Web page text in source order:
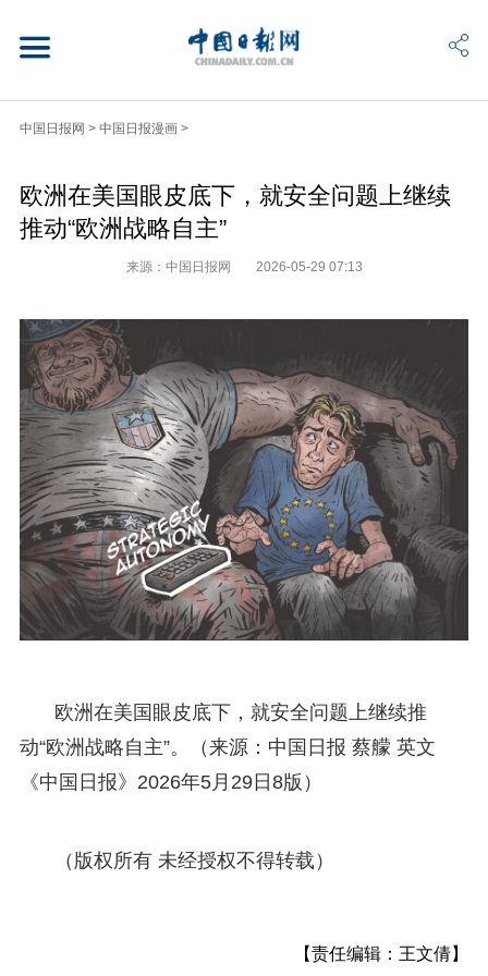
中国日报网 > 中国日报漫画>
欧洲在美国眼皮底下，就安全问题上继续
推动“欧洲战略自主”
来源：中国日报网 2026-05-29 07:13
欧洲在美国眼皮底下，就安全问题上继续推
动“欧洲战略自主”。（来源：中国日报 蔡艨 英文
《中国日报》2026年5月29日8版）
（版权所有 未经授权不得转载）
【责任编辑：王文倩】